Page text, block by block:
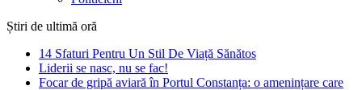
Știri de ultimă oră
14 Sfaturi Pentru Un Stil De Viață Sănătos
Liderii se nasc, nu se fac!
Focar de gripă aviară în Portul Constanța: o amenințare care